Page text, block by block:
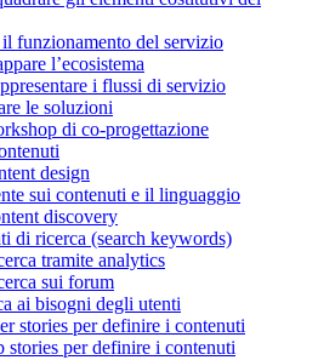
funzionamento del servizio
l’ecosistema
i flussi di servizio
le soluzioni
di co-progettazione
design
sui contenuti e il linguaggio
discovery
di ricerca (search keywords)
tramite analytics
sui forum
ai bisogni degli utenti
stories per definire i contenuti
stories per definire i contenuti